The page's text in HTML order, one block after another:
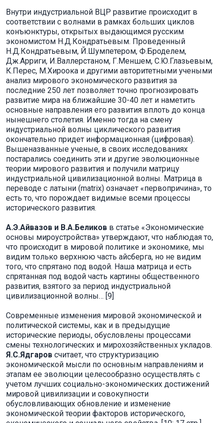
Внутри индустриальной ВЦР развитие происходит в
соответствии с волнами в рамках больших циклов
конъюнктуры, открытых выдающимся русским
экономистом Н.Д.Кондратьевым. Проведенный
Н.Д.Кондратьевым, Й.Шумпетером, Ф.Броделем,
Дж.Арриги, И.Валлерстаном, Г.Меншем, С.Ю.Глазьевым,
К.Перес, М.Хироока и другими авторитетными учеными
анализ мирового экономического развития за
последние 250 лет позволяет точно прогнозировать
развитие мира на ближайшие 30-40 лет и наметить
основные направления его развития вплоть до конца
нынешнего столетия. Именно тогда на смену
индустриальной волны циклического развития
окончательно придет информационная (цифровая).
Вышеназванные ученые, в своих исследованиях
постарались соединить эти и другие эволюционные
теории мирового развития и получили матрицу
индустриальной цивилизационной волны. Матрица в
переводе с латыни (matrix) означает «первопричина», то
есть то, что порождает видимые всеми процессы
исторического развития.
А.Э.Айвазов и В.А.Беликов в статье «Экономические
основы мироустройства» утверждают, что наблюдая то,
что происходит в мировой политике и экономике, мы
видим только верхнюю часть айсберга, но не видим
того, что спрятано под водой. Наша матрица и есть
спрятанная под водой часть картины общественного
развития, взятого за период индустриальной
цивилизационной волны… [9]
Современные изменения мировой экономической и
политической системы, как и в предыдущие
исторические периоды, обусловлены процессами
смены технологических и мирохозяйственных укладов.
Я.С.Ядгаров считает, что структуризацию
экономической мысли по основным направлениям и
этапам ее эволюции целесообразно осуществлять с
учетом лучших социально-экономических достижений
мировой цивилизации и совокупности
обусловливающих обновление и изменение
экономической теории факторов исторического,